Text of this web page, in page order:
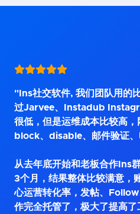
"Ins社交软件, 我们团队用的
过Jarvee、Instadub
很低，但是运维成本比较高
block、disable、邮件验证、
从去年底开始和老板合作Ins
3个月，结果整体比较满意，
心运营转化率，发帖、
作完全托管了，极大了提高